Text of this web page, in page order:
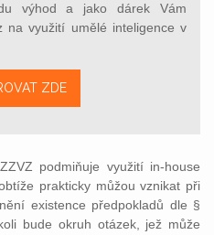
výhod a jako dárek Vám
na využití umělé inteligence v
ZDE
podmiňuje využití in-house
prakticky můžou vznikat při
existence předpokladů dle §
bude okruh otázek, jež může